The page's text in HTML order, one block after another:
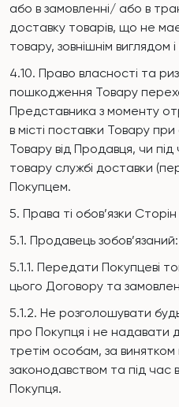
або в замовленні/ або в
доставку товарів, що не має
товару, зовнішнім виглядом
4.10. Право власності та
пошкодження Товару
Представника з моменту
в місті поставки Товару
Товару від Продавця, чи
товару службі доставки
Покупцем.
5. Права ті обов’язки Сторін
5.1. Продавець зобов’язаний:
5.1.1. Передати Покупцеві
цього Договору та
5.1.2. Не розголошувати
про Покупця і не надавати
третім особам, за
законодавством та під час
Покупця.